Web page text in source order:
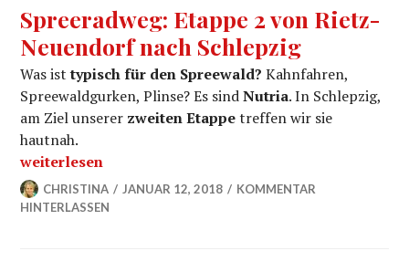
Spreeradweg: Etappe 2 von Rietz-
Neuendorf nach Schlepzig
Was isttypisch für den Spreewald? Kahnfahren,
Spreewaldgurken, Plinse? Es sindNutria. In Schlepzig,
am Ziel unserer zweiten Etappetreffen wir sie
hautnah.
„Spreeradweg: Etappe 2 von Rietz-Neuendorf nach
weiterlesen
CHRISTINA JANUAR 12, 2018
KOMMENTAR
HINTERLASSEN